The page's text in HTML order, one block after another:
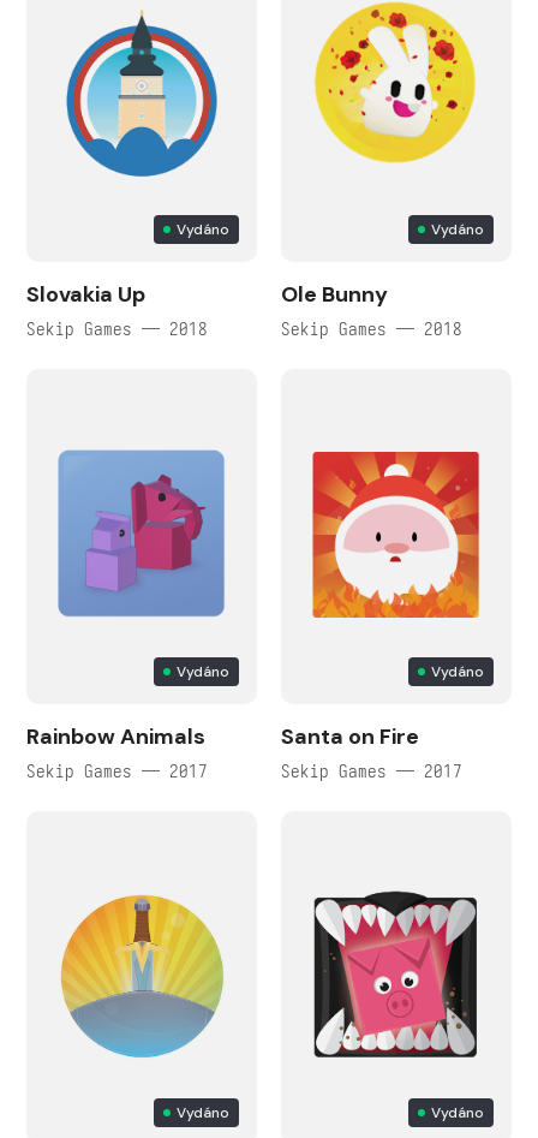
Vydáno
Slovakia Up
Sekip Games — 2018
Vydáno
Ole Bunny
Sekip Games — 2018
Vydáno
Rainbow Animals
Sekip Games — 2017
Vydáno
Santa on Fire
Sekip Games — 2017
Vydáno Vydáno